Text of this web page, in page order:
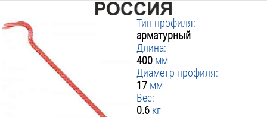
Тип профиля:
арматурный
Длина:
400 мм
Диаметр профиля:
17 мм
Вес:
0.6 кг